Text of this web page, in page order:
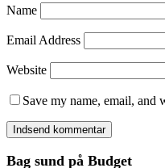
Name
Email Address
Website
Save my name, email, and
Bag sund på Budget